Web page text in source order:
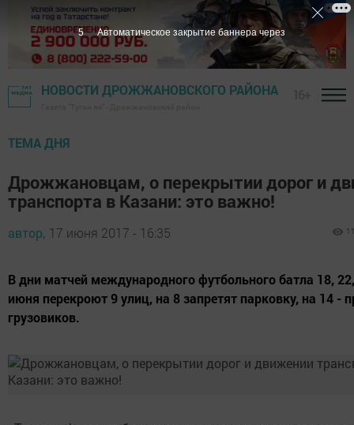
НОВОСТИ ДРОЖЖАНОВСКОГО РАЙОНА
ТЕМА ДНЯ
Дрожжановцам, о перекрытии дорог и
транспорта в Казани: это важно!
автор, 17 июня 2017 - 16:35
В дни матчей международного футбольного батла 18,
июня перекроют 9 улиц, на 8 запретят парковку, на 14 -
грузовиков.
4 Автоматическое закрытие баннера через